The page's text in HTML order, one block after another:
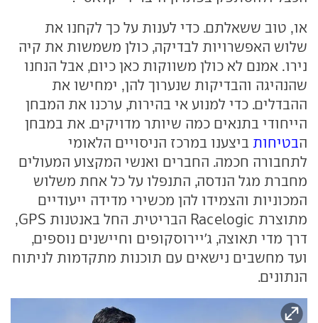
או, טוב ששאלתם. כדי לענות על כך לקחנו את
שלוש האפשרויות לבדיקה, כולן משמשות את קיה
נירו. אמנם לא כולן משווקות כאן כיום, אבל הנחנו
שהנהיגה והבדיקות שנערוך להן, ימחישו את
ההבדלים. כדי למנוע אי בהירות, ערכנו את המבחן
הייחודי בתנאים כמה שיותר מדויקים. את במבחן
הבטיחות ביצענו במרכז הניסויים הלאומי
לתחבורה חכמה. החברים ואנשי המקצוע המעולים
מחברת מגל הנדסה, התנפלו על כל אחת משלוש
המכוניות והצמידו להן מכשירי מדידה ייעודיים
מתוצרת Racelogic הבריטית. החל באנטנות GPS,
דרך מדי תאוצה, ג'יירוסקופים וחיישנים נוספים,
ועד מחשבים נישאים עם תוכנות מתקדמות לניתוח
הנתונים.